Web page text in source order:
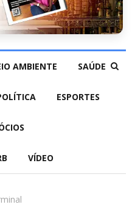
AMBIENTE SAÚDE
ESPORTES
VÍDEO